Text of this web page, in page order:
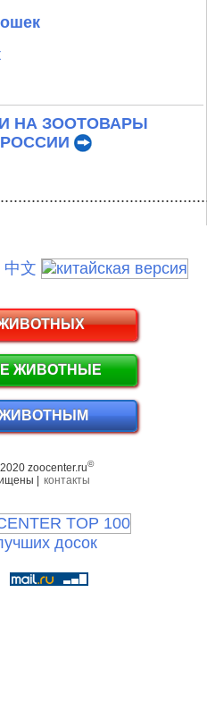
НА ЗООТОВАРЫ
中文
ЖИВОТНЫЕ
zoocenter.ru©
| контакты